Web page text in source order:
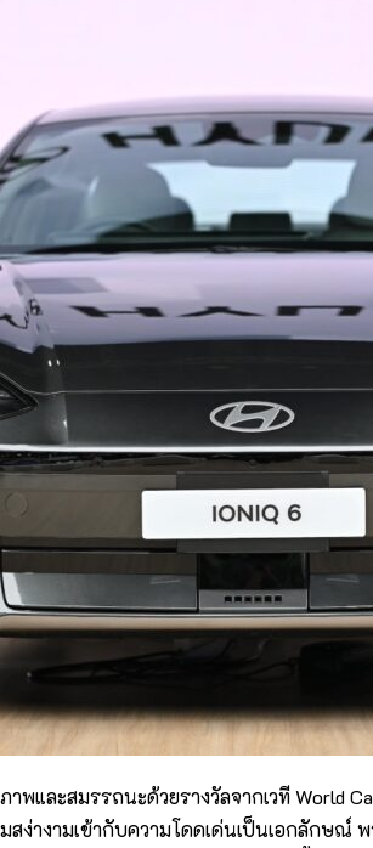
ละสมรรถนะด้วยรางวัลจากเวที World
ง่างามเข้ากับความโดดเด่นเป็นเอกลักษ